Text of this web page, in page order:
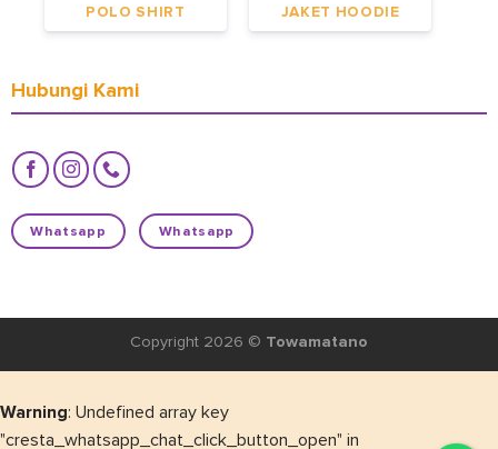
POLO SHIRT JAKET HOODIE
Hubungi Kami
Whatsapp Whatsapp
Copyright 2026 © Towamatano
Warning: Undefined array key
"cresta_whatsapp_chat_click_button_open" in